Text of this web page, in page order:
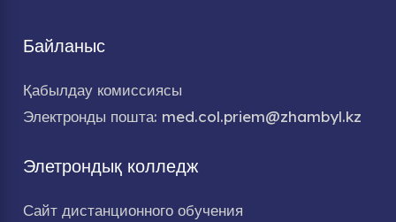
Байланыс
Қабылдау комиссиясы
Электронды пошта: med.col.priem@zhambyl.kz
Элетрондық колледж
Сайт дистанционного обучения